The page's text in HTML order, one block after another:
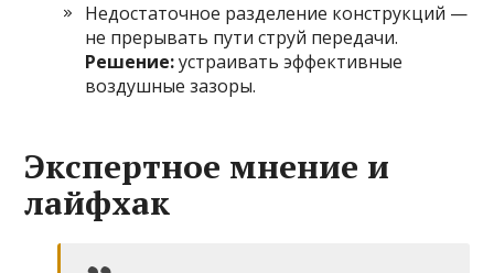
Недостаточное разделение конструкций —
не прерывать пути струй передачи.
Решение:устраивать эффективные
воздушные зазоры.
Экспертное мнение и
лайфхак